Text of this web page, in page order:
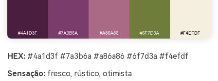
HEX: #4a1d3f #7a3b6a #a86a86 #6f7d3a #f4efdf
Sensação: fresco, rústico, otimista